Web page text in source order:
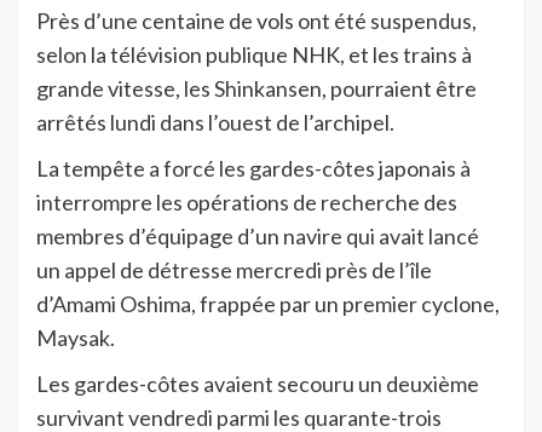
Près d’une centaine de vols ont été suspendus,
selon la télévision publique NHK, et les trains à
grande vitesse, les Shinkansen, pourraient être
arrêtés lundi dans l’ouest de l’archipel.
La tempête a forcé les gardes-côtes japonais à
interrompre les opérations de recherche des
membres d’équipage d’un navire qui avait lancé
un appel de détresse mercredi près de l’île
d’Amami Oshima, frappée par un premier cyclone,
Maysak.
Les gardes-côtes avaient secouru un deuxième
survivant vendredi parmi les quarante-trois